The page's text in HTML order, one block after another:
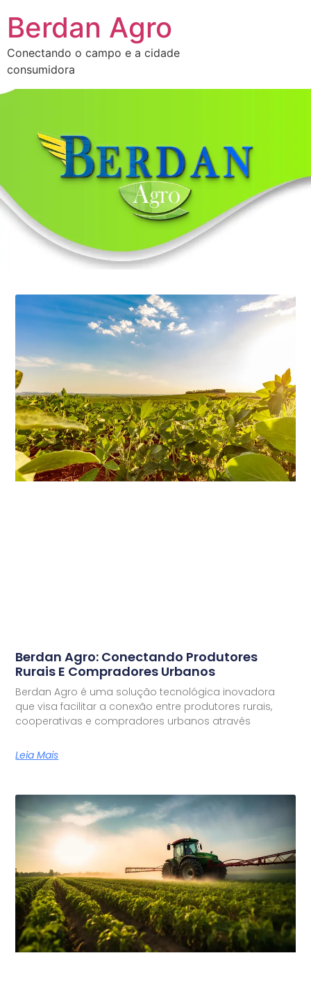
Berdan Agro
Conectando o campo e a cidade
consumidora
Berdan Agro: Conectando Produtores
Rurais E Compradores Urbanos
Berdan Agro é uma solução tecnológica inovadora
que visa facilitar a conexão entre produtores rurais,
cooperativas e compradores urbanos através
Leia Mais